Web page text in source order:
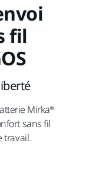
fil
Mirka®
sans fil
travail.